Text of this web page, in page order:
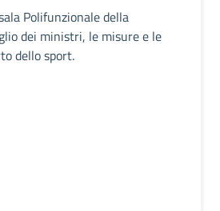
Polifunzionale della
dei ministri, le misure e le
dello sport.